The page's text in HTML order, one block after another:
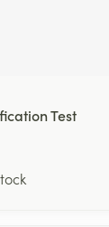
Test